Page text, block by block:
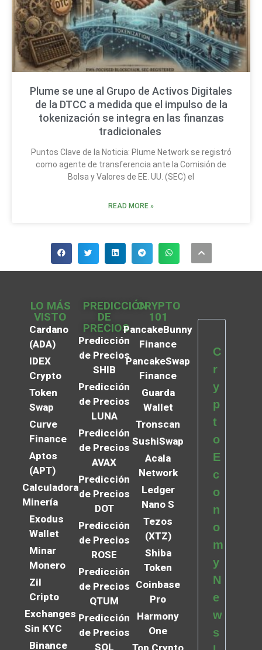
Plume se une al Grupo de Activos Digitales
de la DTCC a medida que el impulso de la
tokenización se integra en las finanzas
tradicionales
Puntos Clave de la Noticia: Plume Network se registró
como agente de transferencia ante la Comisión de
Bolsa y Valores de EE. UU. (SEC) el
READ MORE »
LO MÁS
VISTO
Cardano
(ADA)
IDEX
Crypto
Token
Swap
Curve
Finance
Aptos
(APT)
Calculadora
Minería
Exodus
Wallet
Minar
Monero
Zil
Cripto
Exchanges
Sin KYC
Binance
PREDICCIÓN
DE
PRECIOS
Predicción
de Precios
SHIB
Predicción
de Precios
LUNA
Predicción
de Precios
AVAX
Predicción
de Precios
DOT
Predicción
de Precios
ROSE
Predicción
de Precios
QTUM
Predicción
de Precios
SOL
CRYPTO
101
PancakeBunny
Finance
PancakeSwap
Finance
Guarda
Wallet
Tronscan
SushiSwap
Acala
Network
Ledger
Nano S
Tezos
(XTZ)
Shiba
Token
Coinbase
Pro
Harmony
One
Top Crypto
C
r
y
p
t
o
E
c
o
n
o
m
y
N
e
w
s